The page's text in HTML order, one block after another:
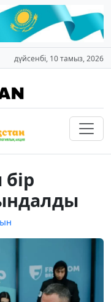
дүйсенбі, 10 тамыз, 2026